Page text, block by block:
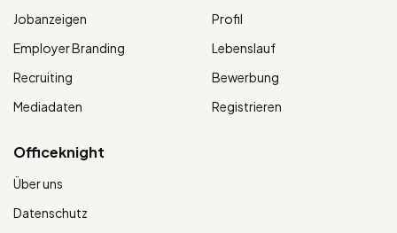
Jobanzeigen
Employer Branding
Recruiting
Mediadaten
Profil
Lebenslauf
Bewerbung
Registrieren
Officeknight
Über uns
Datenschutz